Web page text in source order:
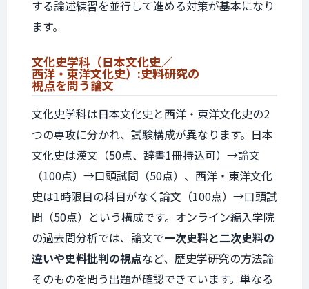
する論述練習を並行して進める対策が基本になり
ます。
文化史学科 （日本文化史／
西洋・東洋文化史）:史料研究の
視点を問う論文
文化史学科は日本文化史と西洋・東洋文化史の2
つの専攻に分かれ、試験構成が異なります。日本
文化史は漢文（50点、辞書1冊持込可）→論文
（100点）→口頭試問（50点）、西洋・東洋文化
史は1時限目の科目がなく論文（100点）→口頭試
問（50点）という構成です。オンライン編入学院
の過去問分析では、論文で一次史料と二次史料の
違いや史料批判の視点など、歴史学研究の方法論
そのものを問う出題が確認できています。単なる